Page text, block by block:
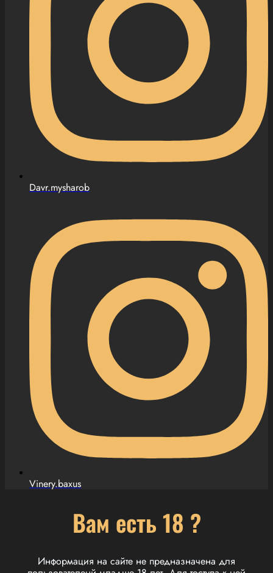
Davr.mysharob
Vinery.baxus
Вам есть 18 ?
Информация на сайте не предназначена для